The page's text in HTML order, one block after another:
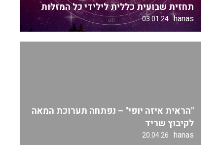
תחזית שבועית כללית לילידי כל המזלות
hanas
03.01.24
"הראית איזה יופי" – נפתחה תערוכת המאה
לקיבוץ שריד
hanas
20.04.26